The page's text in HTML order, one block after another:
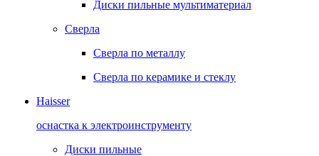
Диски пильные мультиматериал
Сверла
Сверла по металлу
Сверла по керамике и стеклу
Haisser
оснастка к электроинструменту
Диски пильные